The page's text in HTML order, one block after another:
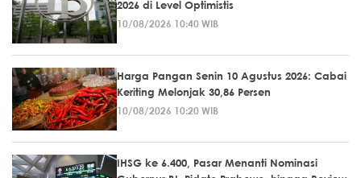
2026 di Level Optimistis
10/08/2026 10:40 WIB
Harga Pangan Senin 10 Agustus 2026: Cabai
Keriting Melonjak 30,86 Persen
10/08/2026 10:20 WIB
IHSG ke 6.400, Pasar Menanti Nominasi